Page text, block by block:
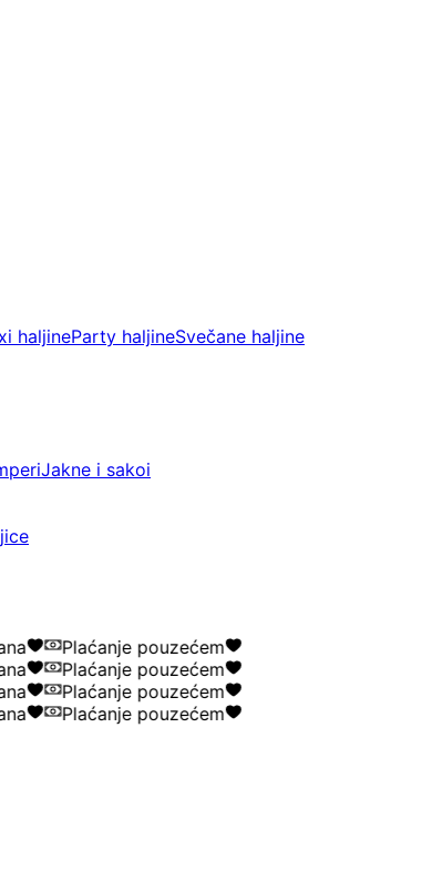
haljineParty haljineSvečane haljine
Jakne i sakoi
Plaćanje pouzećem
Plaćanje pouzećem
Plaćanje pouzećem
Plaćanje pouzećem